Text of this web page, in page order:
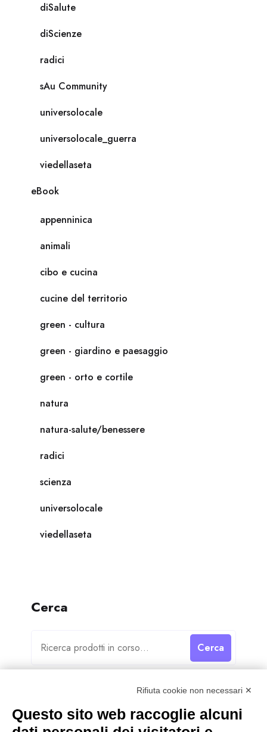
diSalute
diScienze
radici
sAu Community
universolocale
universolocale_guerra
viedellaseta
eBook
appenninica
animali
cibo e cucina
cucine del territorio
green - cultura
green - giardino e paesaggio
green - orto e cortile
natura
natura-salute/benessere
radici
scienza
universolocale
viedellaseta
Cerca
Cerca
Rifiuta cookie non necessari ✕
Questo sito web raccoglie alcuni